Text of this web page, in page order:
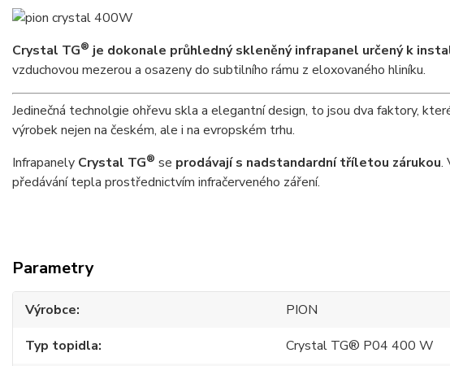
Crystal TG® je dokonale průhledný skleněný infrapanel určený k
vzduchovou mezerou a osazeny do subtilního rámu z eloxovaného hliníku.
Jedinečná technolgie ohřevu skla a elegantní design, to jsou dva faktory,
výrobek nejen na českém, ale i na evropském trhu.
Infrapanely Crystal TG® se prodávají s nadstandardní tříletou zárukou.
předávání tepla prostřednictvím infračerveného záření.
Parametry
Výrobce
PION
Typ topidla
Crystal TG® P04 400 W